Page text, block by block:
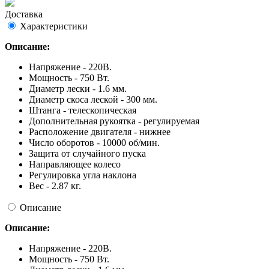
Доставка
Характеристики
Описание:
Напряжение - 220В.
Мощность - 750 Вт.
Диаметр лески - 1.6 мм.
Диаметр скоса леской - 300 мм.
Штанга - телескопическая
Дополнительная рукоятка - регулируемая
Расположение двигателя - нижнее
Число оборотов - 10000 об/мин.
Защита от случайного пуска
Направляющее колесо
Регулировка угла наклона
Вес - 2.87 кг.
Описание
Описание:
Напряжение - 220В.
Мощность - 750 Вт.